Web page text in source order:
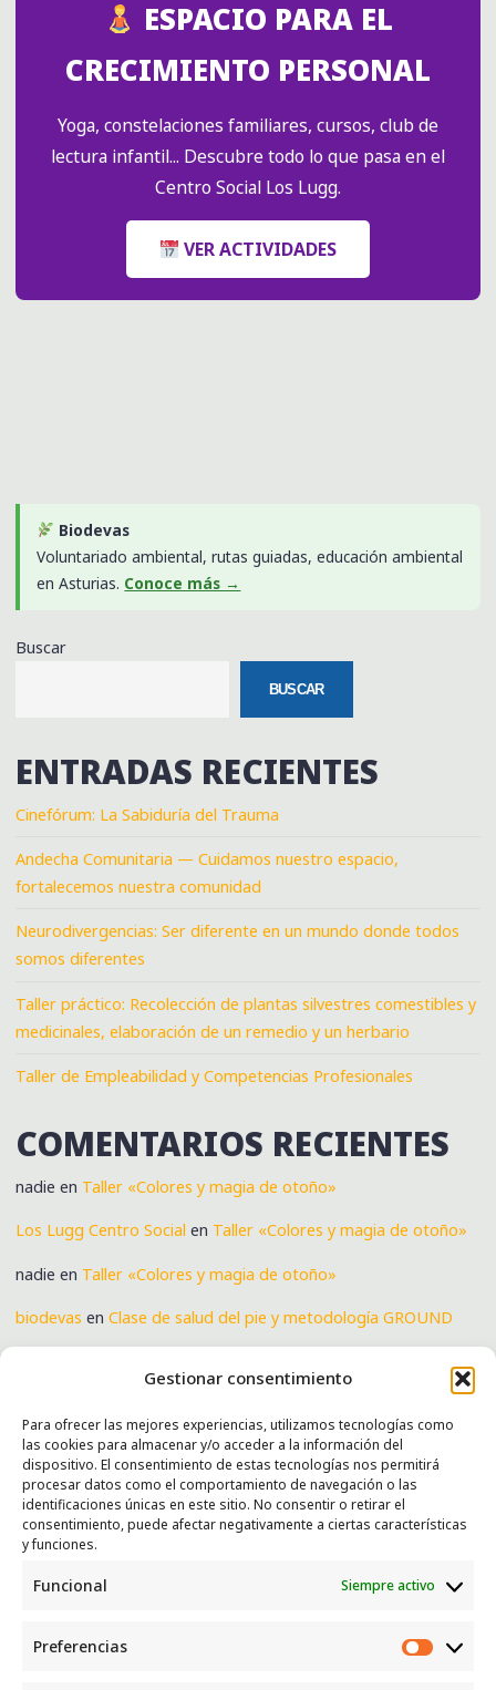
Gestionar consentimiento
Para ofrecer las mejores experiencias, utilizamos tecnologías como
las cookies para almacenar y/o acceder a la información del
dispositivo. El consentimiento de estas tecnologías nos permitirá
procesar datos como el comportamiento de navegación o las
identificaciones únicas en este sitio. No consentir o retirar el
consentimiento, puede afectar negativamente a ciertas características
y funciones.
Funcional Siempre activo
Preferencias
CON
MASCULINO:
OCULTAS"
ESPACIO PARA EL
CRECIMIENTO PERSONAL
Yoga, constelaciones familiares, cursos, club de
lectura infantil... Descubre todo lo que pasa en el
Centro Social Los Lugg.
VER ACTIVIDADES
Biodevas
Voluntariado ambiental, rutas guiadas, educación ambiental
en Asturias. Conoce más →
Buscar
BUSCAR
ENTRADAS RECIENTES
Cinefórum: La Sabiduría del Trauma
Andecha Comunitaria — Cuidamos nuestro espacio,
fortalecemos nuestra comunidad
Neurodivergencias: Ser diferente en un mundo donde todos
somos diferentes
Taller práctico: Recolección de plantas silvestres comestibles y
medicinales, elaboración de un remedio y un herbario
Taller de Empleabilidad y Competencias Profesionales
COMENTARIOS RECIENTES
nadie en Taller «Colores y magia de otoño»
Los Lugg Centro Social en Taller «Colores y magia de otoño»
nadie en Taller «Colores y magia de otoño»
biodevas enClase de salud del pie y metodología GROUND
SERVICIOS
Recogida e intercambio de ropa y enseres.
INFORMACIÓN
Política de privacidad
CONTACTO